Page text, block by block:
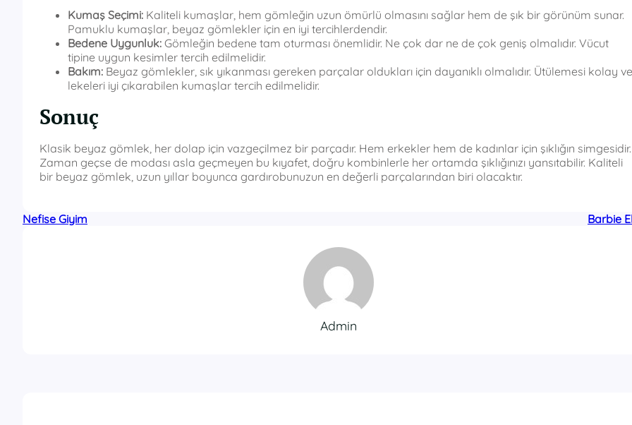
Kumaş Seçimi: Kaliteli kumaşlar, hem gömleğin uzun ömürlü olmasını sağlar hem de şık bir görünüm sunar.
Pamuklu kumaşlar, beyaz gömlekler için en iyi tercihlerdendir.
Bedene Uygunluk: Gömleğin bedene tam oturması önemlidir. Ne çok dar ne de çok geniş olmalıdır. Vücut
tipine uygun kesimler tercih edilmelidir.
Bakım: Beyaz gömlekler, sık yıkanması gereken parçalar oldukları için dayanıklı olmalıdır. Ütülemesi kolay ve
lekeleri iyi çıkarabilen kumaşlar tercih edilmelidir.
Sonuç
Klasik beyaz gömlek, her dolap için vazgeçilmez bir parçadır. Hem erkekler hem de kadınlar için şıklığın simgesidir.
Zaman geçse de modası asla geçmeyen bu kıyafet, doğru kombinlerle her ortamda şıklığınızı yansıtabilir. Kaliteli
bir beyaz gömlek, uzun yıllar boyunca gardırobunuzun en değerli parçalarından biri olacaktır.
Nefise Giyim Barbie
Admin